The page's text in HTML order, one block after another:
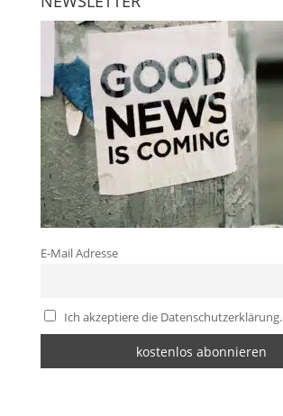
E-Mail Adresse
Ich akzeptiere die Datenschutzerklärung.